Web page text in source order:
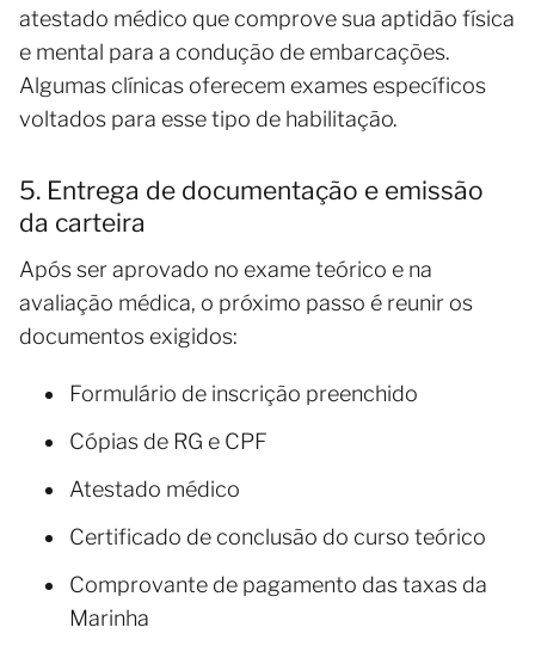
atestado médico que comprove sua aptidão física
e mental para a condução de embarcações.
Algumas clínicas oferecem exames específicos
voltados para esse tipo de habilitação.
5. Entrega de documentação e emissão
da carteira
Após ser aprovado no exame teórico e na
avaliação médica, o próximo passo é reunir os
documentos exigidos:
Formulário de inscrição preenchido
Cópias de RG e CPF
Atestado médico
Certificado de conclusão do curso teórico
Comprovante de pagamento das taxas da
Marinha